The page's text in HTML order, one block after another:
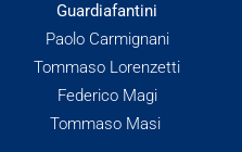
Guardiafantini
Paolo Carmignani
Tommaso Lorenzetti
Federico Magi
Tommaso Masi